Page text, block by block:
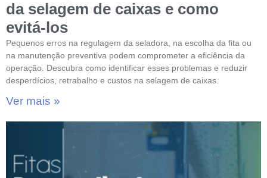
da selagem de caixas e como
evitá-los
Pequenos erros na regulagem da seladora, na escolha da fita ou
na manutenção preventiva podem comprometer a eficiência da
operação. Descubra como identificar esses problemas e reduzir
desperdícios, retrabalho e custos na selagem de caixas.
Ver mais »